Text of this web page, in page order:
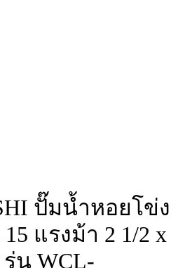
ปั๊มน้ำหอยโข่ง
แรงม้า 2 1/2 x
รุ่น WCL-